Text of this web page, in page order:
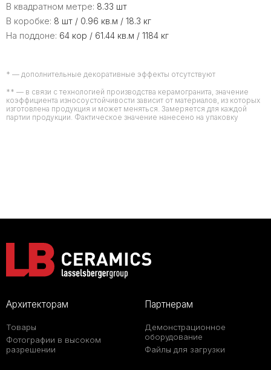
В квадратном метре: 8.33 шт
В коробке: 8 шт / 0.96 кв.м / 18.3 кг
На поддоне: 64 кор / 61.44 кв.м / 1184 кг
* — дополнительные декоративные эффекты отсутствуют
** — в связи с технологией производства керамогранита, значение
коэффициента износоустойчивости зависит от материалов, из которых
изготовлена продукция и может меняться. Замеряется для каждой
партии продукции. Фактическое значение нанесено на упаковку
Архитекторам
Товары
Фотографии в высоком
разрешении
Партнерам
Демонстрационное
оборудование
Файлы для загрузки